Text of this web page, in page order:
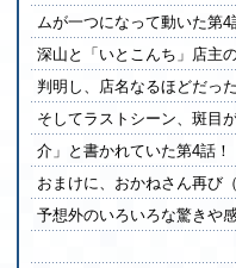
ムが一つになって動いた第4
深山と「いとこんち」店主
判明し、店名なるほどだっ
そしてラストシーン、斑目
介」と書かれていた第4話！
おまけに、おかねさん再び
予想外のいろいろな驚きや